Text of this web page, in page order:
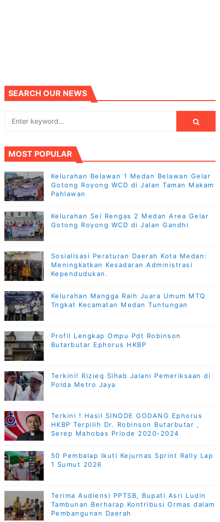
SEARCH OUR NEWS
MOST POPULAR
Kelurahan Belawan 1 Medan Belawan Gelar
Gotong Royong WCD di Jalan Taman Makam
Pahlawan
Kelurahan Sei Rengas 2 Medan Area Gelar
Gotong Royong WCD di Jalan Gandhi
Sosialisasi Peraturan Daerah Kota Medan:
Meningkatkan Kesadaran Administrasi
Kependudukan.
Kelurahan Mangga Raih Juara Umum MTQ
Tngkat Kecamatan Medan Tuntungan
Profil Lengkap Ompu Pdt Robinson
Butarbutar Ephorus HKBP
Terkini! Rizieq Sihab Jalani Pemeriksaan di
Polda Metro Jaya
Terkini ! Hasil SINODE GODANG Ephorus
HKBP Terpilih Dr. Robinson Butarbutar ,
Serep Mahobas Priode 2020-2024
50 Pembalap Ikuti Kejurnas Sprint Rally Lap
1 Sumut 2026
Terima Audiensi PPTSB, Bupati Asri Ludin
Tambunan Berharap Kontribusi Ormas dalam
Pembangunan Daerah